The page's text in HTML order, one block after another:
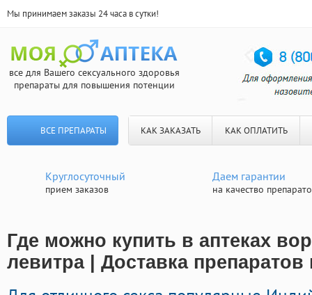
Мы принимаем заказы 24 часа в сутки!
все для Вашего сексуального здоровья
препараты для повышения потенции
ВСЕ ПРЕПАРАТЫ КАК ЗАКАЗАТЬ КАК ОПЛАТИТЬ
Круглосуточный
прием заказов
Даем гарантии
на качество
Где можно купить в аптеках
левитра | Доставка